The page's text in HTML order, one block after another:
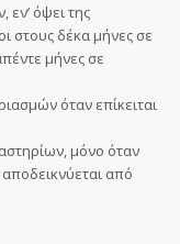
όψει της
στους δέκα μήνες σε
μήνες σε
όταν επίκειται
μόνο όταν
από